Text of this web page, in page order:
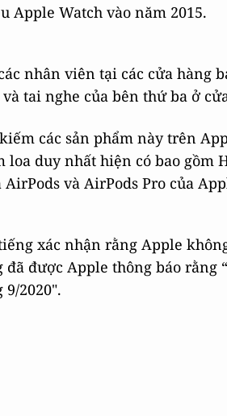
Apple Watch vào năm 2015.
nhân viên tại các cửa hàng
tai nghe của bên thứ ba ở
các sản phẩm này trên
loa duy nhất hiện có bao gồm
và AirPods Pro của
xác nhận rằng Apple
đã được Apple thông báo rằng
2020".